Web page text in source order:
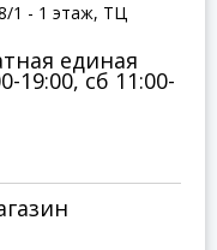
1 - 1 этаж, ТЦ
единая
19:00, сб 11:00-